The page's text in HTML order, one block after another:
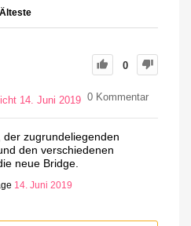
Älteste
0
14. Juni 2019 0 Kommentar
zugrundeliegenden
den verschiedenen
neue Bridge.
14. Juni 2019